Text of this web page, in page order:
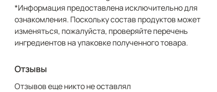
*Информация предоставлена исключительно для
ознакомления. Поскольку состав продуктов может
изменяться, пожалуйста, проверяйте перечень
ингредиентов на упаковке полученного товара.
Отзывы
Отзывов еще никто не оставлял